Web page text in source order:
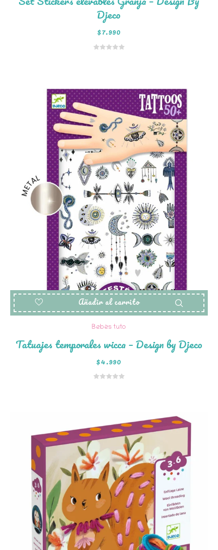
Djeco
$7.990
Añadir al carrito
Bebés tuto
Tatuajes temporales wicca – Design by Djeco
$4.990